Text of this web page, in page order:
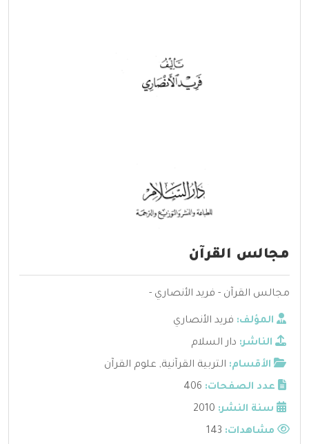
مجالس القرآن
مجالس القرآن - فريد الأنصاري -
المؤلف: فريد الأنصاري
الناشر: دار السلام
الأقسام: التربية القرآنية, علوم القرآن
عدد الصفحات: 406
سنة النشر: 2010
مشاهدات: